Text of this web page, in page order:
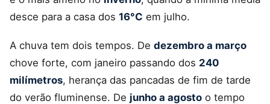
desce para a casa dos 16°C em julho.
A chuva tem dois tempos. De dezembro a março
chove forte, com janeiro passando dos 240
milímetros, herança das pancadas de fim de tarde
do verão fluminense. De junho a agosto o tempo